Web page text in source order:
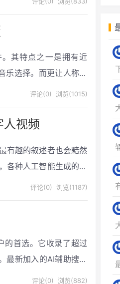
其特点之一是拥有近
乐选择。而更让人称道
，在用户使用过程中也
评论(0) 浏览(1015)
视频
有趣的叙述者也会黯然
各种人工智能生成的声
评论(0) 浏览(1187)
的首选。它收录了超过
最新加入的AI辅助搜索
评论(0) 浏览(882)